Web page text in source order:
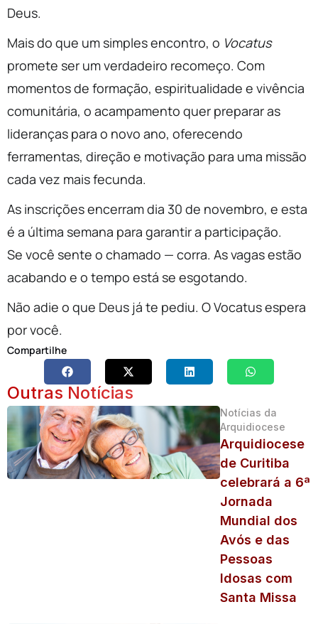
Deus.
Mais do que um simples encontro, o Vocatus
promete ser um verdadeiro recomeço. Com
momentos de formação, espiritualidade e vivência
comunitária, o acampamento quer preparar as
lideranças para o novo ano, oferecendo
ferramentas, direção e motivação para uma missão
cada vez mais fecunda.
As inscrições encerram dia 30 de novembro, e esta
é a última semana para garantir a participação.
Se você sente o chamado — corra. As vagas estão
acabando e o tempo está se esgotando.
Não adie o que Deus já te pediu. O Vocatus espera
por você.
Compartilhe
Outras Notícias
Notícias da
Arquidiocese
Arquidiocese
de Curitiba
celebrará a 6ª
Jornada
Mundial dos
Avós e das
Pessoas
Idosas com
Santa Missa